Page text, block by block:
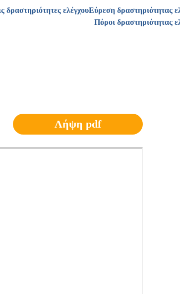
δραστηριότητες ελέγχουΕύρεση δραστηριότητας
Πόροι δραστηριότητας
Λήψη pdf